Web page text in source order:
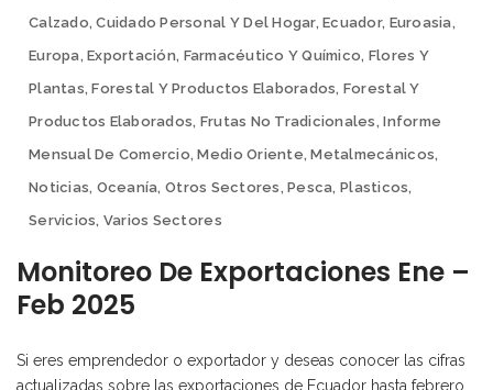
Calzado,Cuidado Personal Y Del Hogar,Ecuador, Euroasia,
Europa,Exportación, Farmacéutico Y Químico, Flores Y
Plantas,Forestal Y Productos Elaborados, Forestal Y
Productos Elaborados, Frutas No Tradicionales,Informe
Mensual De Comercio,Medio Oriente,Metalmecánicos,
Noticias, Oceanía, Otros Sectores,Pesca, Plasticos,
Servicios, Varios Sectores
Monitoreo De Exportaciones Ene –
Feb 2025
Si eres emprendedor o exportador y deseas conocer las cifras
actualizadas sobre las exportaciones de Ecuador hasta febrero